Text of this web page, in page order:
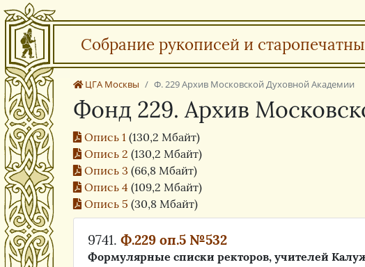
Собрание рукописей и
ЦГА Москвы Ф. 229 Архив Московской Духовной Академии
Фонд 229. Архив
Опись 1 (130,2 Мбайт)
Опись 2 (130,2 Мбайт)
Опись 3 (66,8 Мбайт)
Опись 4 (109,2 Мбайт)
Опись 5 (30,8 Мбайт)
9741. Ф.229 оп.5 №532
Формулярные списки ректоров, учителей